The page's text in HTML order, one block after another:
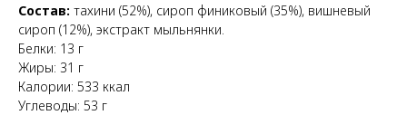
Состав: тахини (52%), сироп финиковый (35%), вишневый
сироп (12%), экстракт мыльнянки.
Белки: 13 г
Жиры: 31 г
Калории: 533 ккал
Углеводы: 53 г